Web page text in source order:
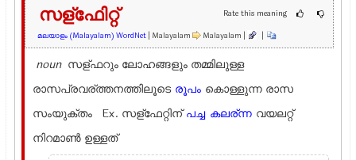
Rate this meaning
സള്ഫേിറ്റ്
മലയാളം (Malayalam) WordNet | Malayalam Malayalam | |
noun സള്ഫറും ലോഹങ്ങളും തമ്മിലുള്ള
രാസപ്രവര്ത്തനത്തിലൂടെ രൂപം കൊള്ളുന്ന രാസ
സംയുക്തം Ex. സള്ഫേറ്റിന്പച്ച കലര്ന്ന വയലറ്റ്
നിറമാണ്‍ ഉള്ളത്